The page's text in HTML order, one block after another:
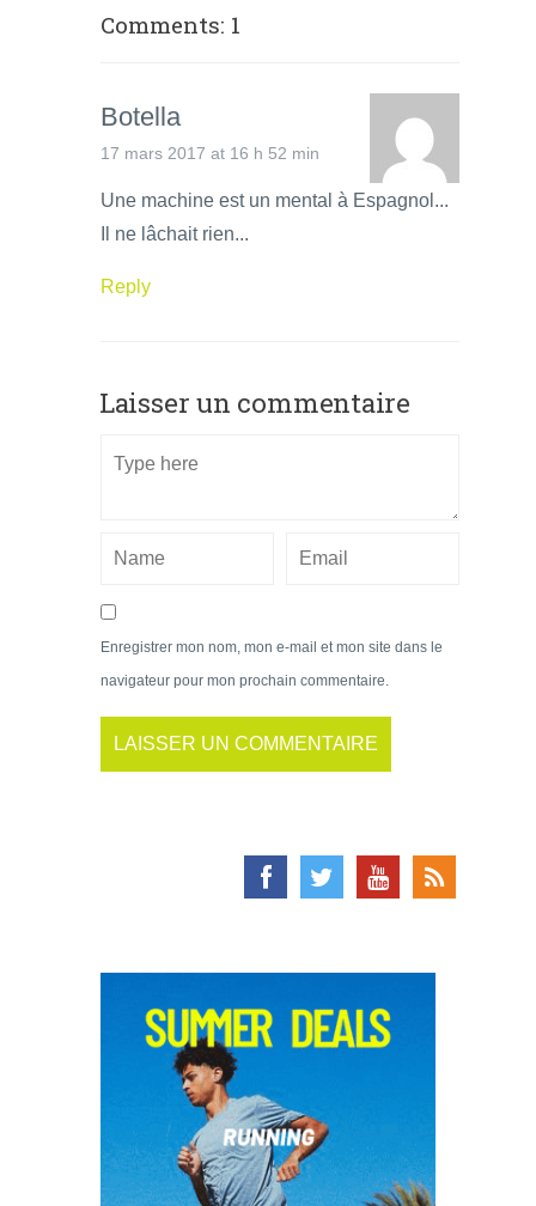
Comments: 1
Botella
17 mars 2017 at 16 h 52 min
Une machine est un mental à Espagnol...
Il ne lâchait rien...
Reply
Laisser un commentaire
Enregistrer mon nom, mon e-mail et mon site dans le
navigateur pour mon prochain commentaire.